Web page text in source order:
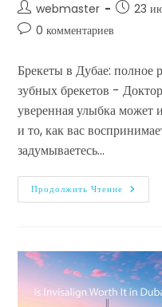
webmaster 23
0 комментариев
Брекеты в Дубае: полное
зубных брекетов -
уверенная улыбка может
и то, как вас
задумываетесь…
Продолжить Чтение